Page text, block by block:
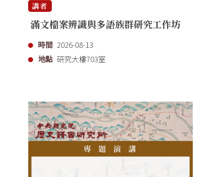
講者
滿文檔案辨識與多語族群研究工作坊
時間 2026-08-13
地點 研究大樓703室